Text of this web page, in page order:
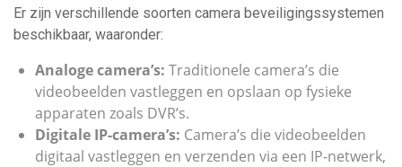
Er zijn verschillende soorten camera beveiligingssystemen
beschikbaar, waaronder:
Analoge camera’s: Traditionele camera’s die
videobeelden vastleggen en opslaan op fysieke
apparaten zoals DVR’s.
Digitale IP-camera’s: Camera’s die videobeelden
digitaal vastleggen en verzenden via een IP-netwerk,